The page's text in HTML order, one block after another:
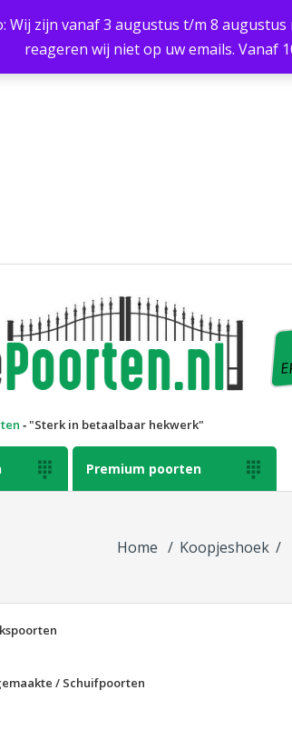
‐ Sterk in betaalbaar hekwerk
 Premium poorten 
Home Koopjeshoek
/ Schuifpoorten
Wij zijn vanaf 3 augustus t/m 8
reageren wij niet op uw emails. Vanaf